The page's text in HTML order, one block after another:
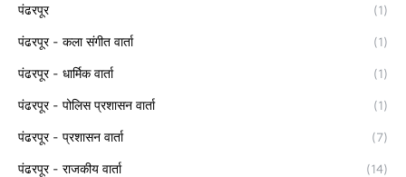
पंढरपूर (1)
पंढरपूर - कला संगीत वार्ता (1)
पंढरपूर - धार्मिक वार्ता (1)
पंढरपूर - पोलिस प्रशासन वार्ता (1)
पंढरपूर - प्रशासन वार्ता (7)
पंढरपूर - राजकीय वार्ता (14)